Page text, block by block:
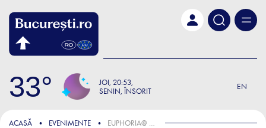
33 JOI 20:53
SENIN, ÎNSORIT
EN
ACASĂ EVENIMENTE EUPHORIA@ LA PLAGE BY THE POOL